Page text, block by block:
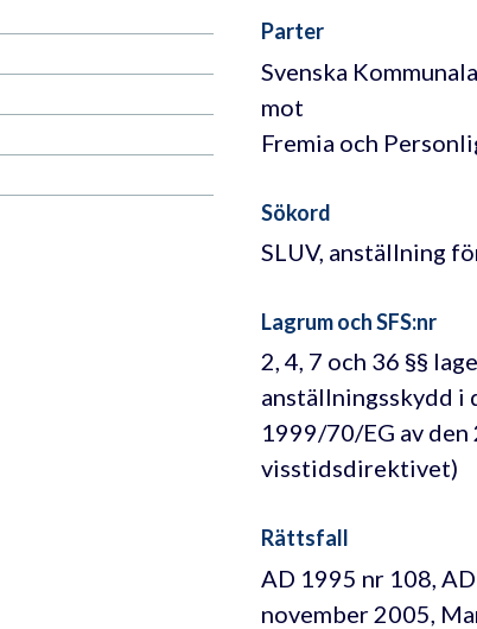
Parter
Svenska
mot
Fremia och
Sökord
SLUV, anställning
Lagrum och SFS:nr
2, 4, 7 och 36 §§
anställningsskydd i
1999/70/EG av
visstidsdirektivet)
Rättsfall
AD 1995 nr 108,
november 2005,